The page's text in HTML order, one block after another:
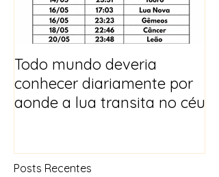
Todo mundo deveria
conhecer diariamente por
aonde a lua transita no céu
Posts Recentes